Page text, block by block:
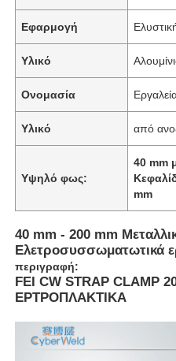
Εφαρμογή
Υλικό
Ονομασία
Υλικό από
Υψηλό φως:
40 mm
mm
40 mm - 200 mm
Ελετροσυσσωματωτικά
περιγραφή:
FEI CW STRAP CLAMP
ΕΡΤΡΟΠΛΑΚΤΙΚΑ